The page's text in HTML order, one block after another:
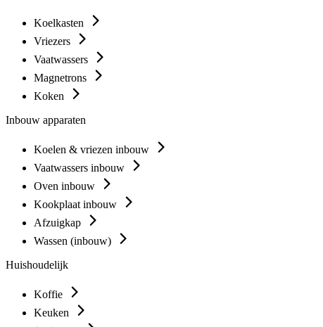
Koelkasten
Vriezers
Vaatwassers
Magnetrons
Koken
Inbouw apparaten
Koelen & vriezen inbouw
Vaatwassers inbouw
Oven inbouw
Kookplaat inbouw
Afzuigkap
Wassen (inbouw)
Huishoudelijk
Koffie
Keuken